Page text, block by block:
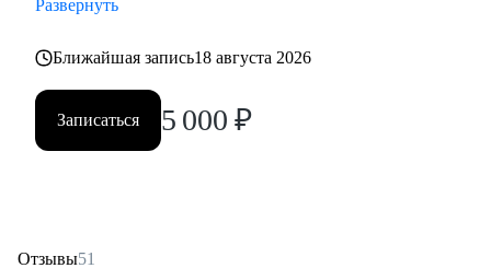
Развернуть
Ближайшая запись18 августа 2026
Записаться 5 000 ₽
Отзывы51